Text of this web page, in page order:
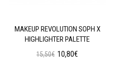
MAKEUP REVOLUTION SOPH X
HIGHLIGHTER PALETTE
15,50€ 10,80€